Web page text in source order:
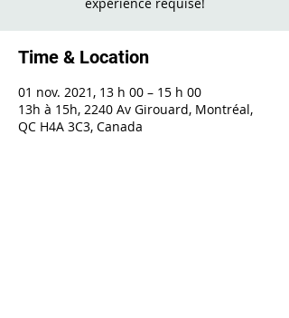
Time & Location
01 nov. 2021, 13 h 00 – 15 h 00
13h à 15h, 2240 Av Girouard, Montréal,
QC H4A 3C3, Canada